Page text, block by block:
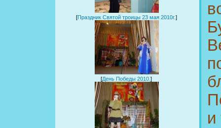
[Праздник Святой троицы 23 мая 2010г.]
[День Победы 2010.]
и